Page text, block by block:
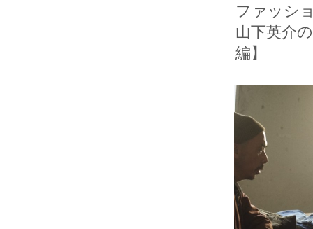
ファッシ
山下英介
編】